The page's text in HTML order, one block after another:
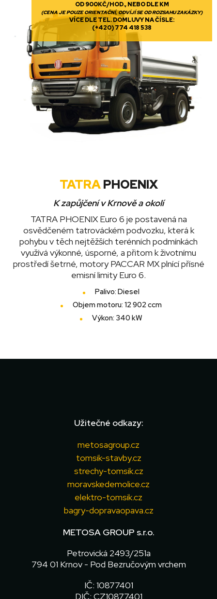
OD 900KČ/HOD., NEBO DLE KM
(CENA JE POUZE ORIENTAČNÍ, ODVÍJÍ SE OD ROZSAHU ZAKÁZKY)
VÍCE DLE TEL. DOMLUVY NA ČÍSLE:
(+420) 774 418 538
TATRAPHOENIX
K zapůjčení v Krnově a okolí
TATRA PHOENIX Euro 6 je postavená na
osvědčeném tatrováckém podvozku, která k
pohybu v těch nejtěžších terénních podmínkách
využívá výkonné, úsporné, a přitom k životnímu
prostředí šetrné, motory PACCAR MX plnící přísné
emisní limity Euro 6.
Palivo: Diesel
Objem motoru: 12 902 ccm
Výkon: 340 kW
Užitečné odkazy:
metosagroup.cz
tomsik-stavby.cz
strechy-tomsik.cz
moravskedemolice.cz
elektro-tomsik.cz
bagry-dopravaopava.cz
METOSA GROUP s.r.o.
Petrovická 2493/251a
794 01 Krnov - Pod Bezručovým vrchem
IČ: 10877401
DIČ: CZ10877401